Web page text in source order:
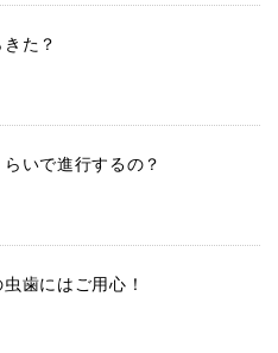
た？
いで進行するの？
歯にはご用心！